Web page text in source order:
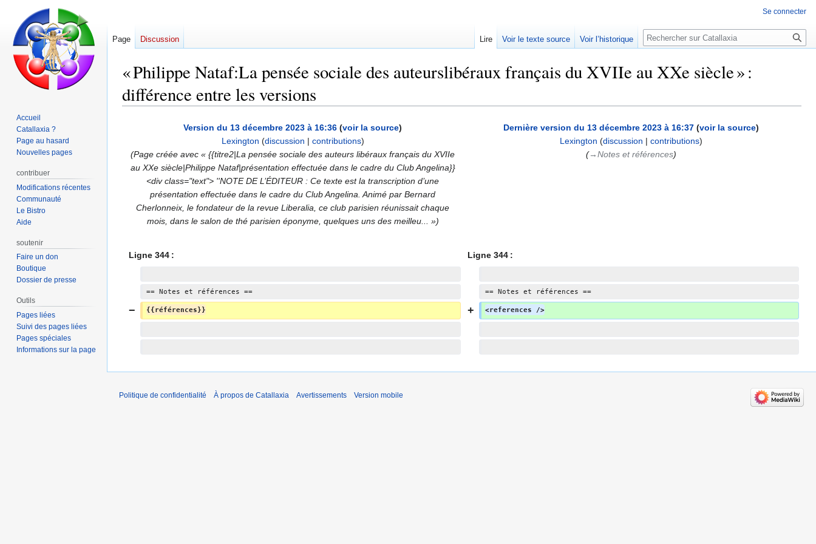
« Philippe Nataf:La pensée sociale des auteurslibéraux français du XVIIe au XXe siècle » :
différence entre les versions
navigation
recherche
Version du 13 décembre 2023 à 16:36 (voir la source)
Lexington (discussion | contributions)
(Page créée avec « {{titre2|La pensée sociale des auteurs libéraux français du XVIIe
au XXe siècle|Philippe Nataf|présentation effectuée dans le cadre du Club Angelina}}
<div class="text"> ''NOTE DE L’ÉDITEUR : Ce texte est la transcription d’une
présentation effectuée dans le cadre du Club Angelina. Animé par Bernard
Cherlonneix, le fondateur de la revue Liberalia, ce club parisien réunissait chaque
mois, dans le salon de thé parisien éponyme, quelques uns des meilleu... »)
Dernière version du 13 décembre 2023 à 16:37 (voir la source)
Lexington (discussion | contributions)
(→‎Notes et références)
Ligne 344 : Ligne 344 :
== Notes et références == == Notes et références ==
{{références}} <references />
Se connecter
Page Discussion Lire Voir le texte source Voir l’historique Rechercher
Accueil
Catallaxia ?
Page au hasard
Nouvelles pages
contribuer
Modifications récentes
Communauté
Le Bistro
Aide
soutenir
Faire un don
Boutique
Dossier de presse
Outils
Pages liées
Suivi des pages liées
Pages spéciales
Informations sur la page
Politique de confidentialité À propos de Catallaxia Avertissements Version mobile